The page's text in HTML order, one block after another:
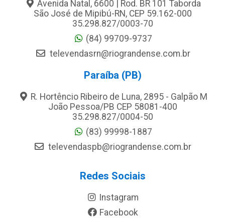
Avenida Natal, 6600 | Rod. BR 101 Taborda
São José de Mipibú-RN, CEP 59.162-000
35.298.827/0003-70
(84) 99709-9737
televendasrn@riograndense.com.br
Paraíba (PB)
R. Hortêncio Ribeiro de Luna, 2895 - Galpão M
João Pessoa/PB CEP 58081-400
35.298.827/0004-50
(83) 99998-1887
televendaspb@riograndense.com.br
Redes Sociais
Instagram
Facebook